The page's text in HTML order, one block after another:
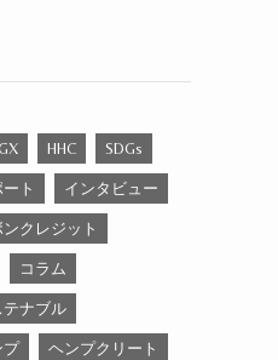
HHC SDGs
ト インタビュー
ンクレジット
コラム
テナブル
プ ヘンプクリート